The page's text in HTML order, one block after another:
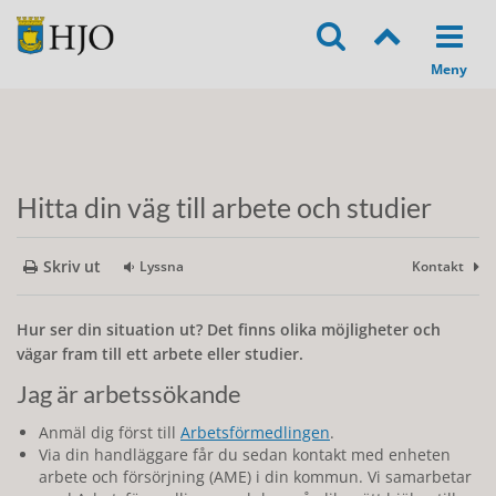
Hitta din väg till arbete och studier
Skriv ut Lyssna Kontakt
Hur ser din situation ut? Det finns olika möjligheter och
vägar fram till ett arbete eller studier.
Jag är arbetssökande
Anmäl dig först till Arbetsförmedlingen.
Via din handläggare får du sedan kontakt med enheten
arbete och försörjning (AME) i din kommun. Vi samarbetar